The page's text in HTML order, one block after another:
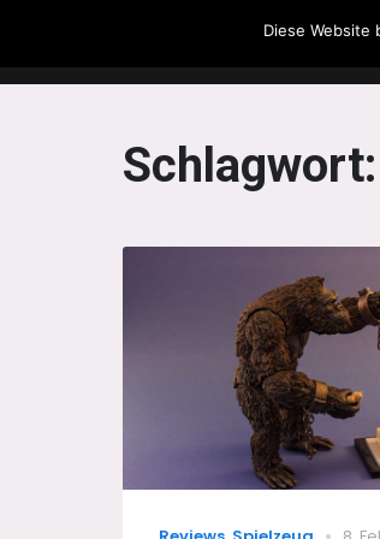
The Howling
Schlagwort:
Diese Website